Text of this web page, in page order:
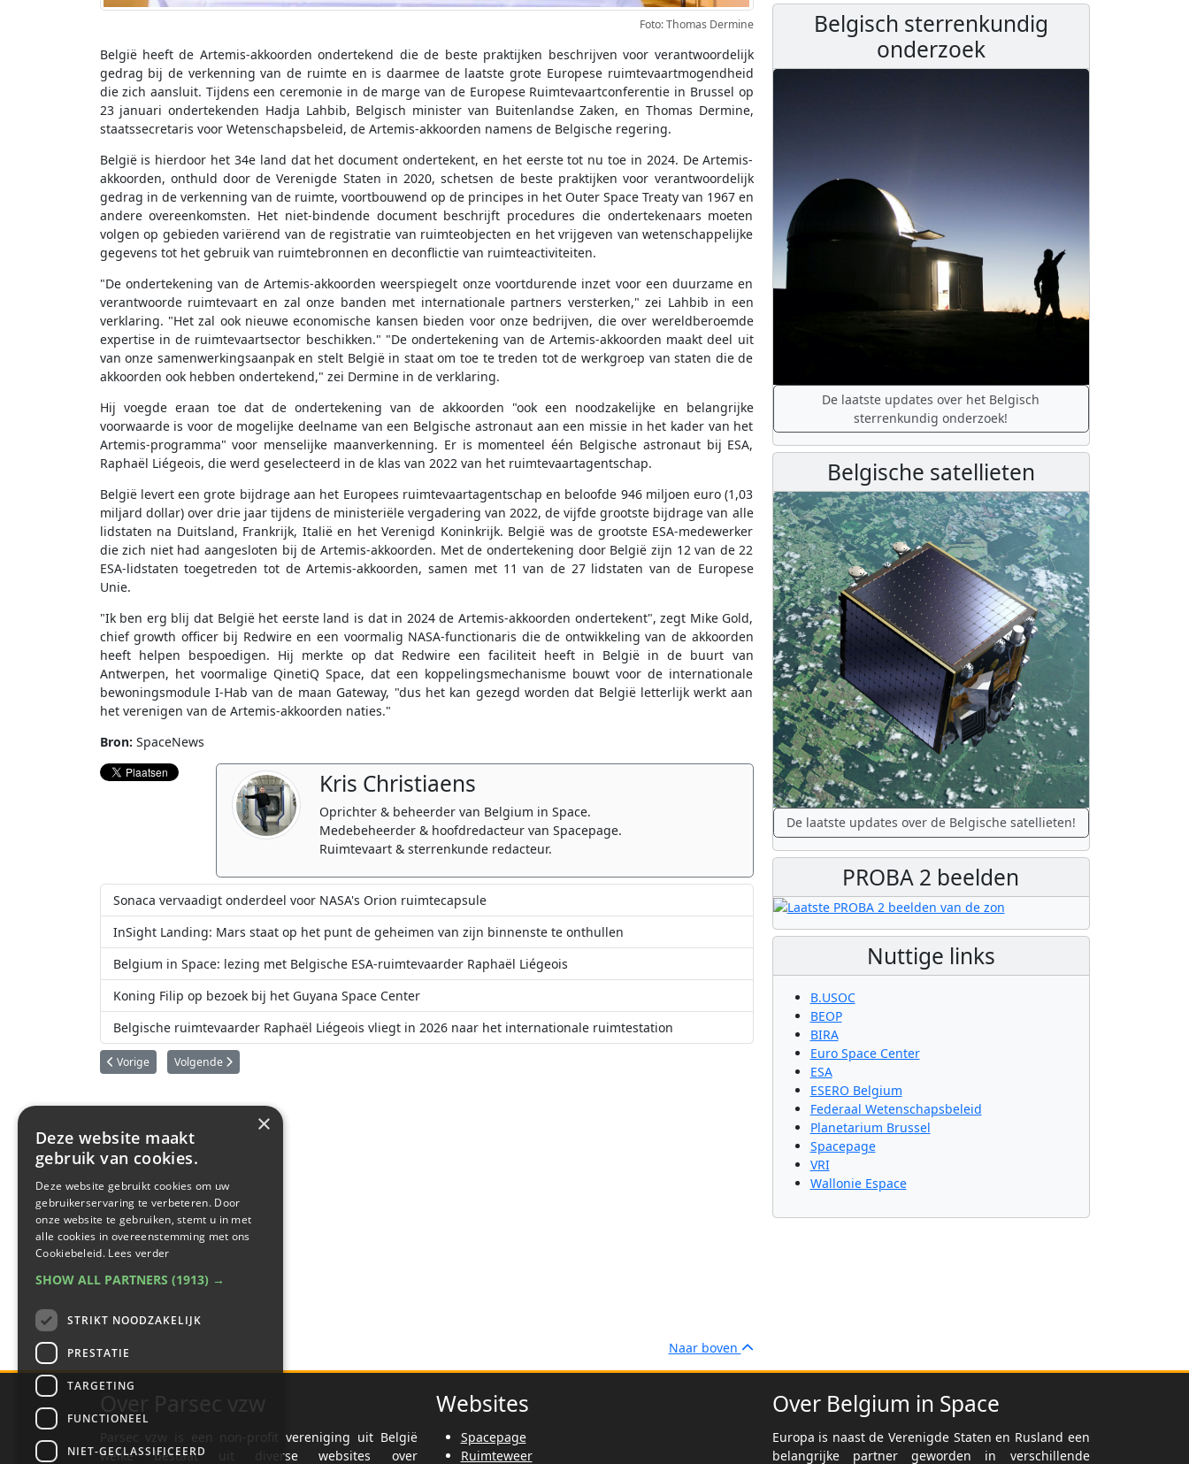
Foto: Thomas Dermine
België heeft de Artemis-akkoorden ondertekend die de beste praktijken beschrijven voor verantwoordelijk
gedrag bij de verkenning van de ruimte en is daarmee de laatste grote Europese ruimtevaartmogendheid
die zich aansluit. Tijdens een ceremonie in de marge van de Europese Ruimtevaartconferentie in Brussel op
23 januari ondertekenden Hadja Lahbib, Belgisch minister van Buitenlandse Zaken, en Thomas Dermine,
staatssecretaris voor Wetenschapsbeleid, de Artemis-akkoorden namens de Belgische regering.
België is hierdoor het 34e land dat het document ondertekent, en het eerste tot nu toe in 2024. De Artemis-
akkoorden, onthuld door de Verenigde Staten in 2020, schetsen de beste praktijken voor verantwoordelijk
gedrag in de verkenning van de ruimte, voortbouwend op de principes in het Outer Space Treaty van 1967 en
andere overeenkomsten. Het niet-bindende document beschrijft procedures die ondertekenaars moeten
volgen op gebieden variërend van de registratie van ruimteobjecten en het vrijgeven van wetenschappelijke
gegevens tot het gebruik van ruimtebronnen en deconflictie van ruimteactiviteiten.
"De ondertekening van de Artemis-akkoorden weerspiegelt onze voortdurende inzet voor een duurzame en
verantwoorde ruimtevaart en zal onze banden met internationale partners versterken," zei Lahbib in een
verklaring. "Het zal ook nieuwe economische kansen bieden voor onze bedrijven, die over wereldberoemde
expertise in de ruimtevaartsector beschikken." "De ondertekening van de Artemis-akkoorden maakt deel uit
van onze samenwerkingsaanpak en stelt België in staat om toe te treden tot de werkgroep van staten die de
akkoorden ook hebben ondertekend," zei Dermine in de verklaring.
Hij voegde eraan toe dat de ondertekening van de akkoorden "ook een noodzakelijke en belangrijke
voorwaarde is voor de mogelijke deelname van een Belgische astronaut aan een missie in het kader van het
Artemis-programma" voor menselijke maanverkenning. Er is momenteel één Belgische astronaut bij ESA,
Raphaël Liégeois, die werd geselecteerd in de klas van 2022 van het ruimtevaartagentschap.
België levert een grote bijdrage aan het Europees ruimtevaartagentschap en beloofde 946 miljoen euro (1,03
miljard dollar) over drie jaar tijdens de ministeriële vergadering van 2022, de vijfde grootste bijdrage van alle
lidstaten na Duitsland, Frankrijk, Italië en het Verenigd Koninkrijk. België was de grootste ESA-medewerker
die zich niet had aangesloten bij de Artemis-akkoorden. Met de ondertekening door België zijn 12 van de 22
ESA-lidstaten toegetreden tot de Artemis-akkoorden, samen met 11 van de 27 lidstaten van de Europese
Unie.
"Ik ben erg blij dat België het eerste land is dat in 2024 de Artemis-akkoorden ondertekent", zegt Mike Gold,
chief growth officer bij Redwire en een voormalig NASA-functionaris die de ontwikkeling van de akkoorden
heeft helpen bespoedigen. Hij merkte op dat Redwire een faciliteit heeft in België in de buurt van
Antwerpen, het voormalige QinetiQ Space, dat een koppelingsmechanisme bouwt voor de internationale
bewoningsmodule I-Hab van de maan Gateway, "dus het kan gezegd worden dat België letterlijk werkt aan
het verenigen van de Artemis-akkoorden naties."
Bron: SpaceNews
Kris Christiaens
Oprichter & beheerder van Belgium in Space.
Medebeheerder & hoofdredacteur van Spacepage.
Ruimtevaart & sterrenkunde redacteur.
Sonaca vervaadigt onderdeel voor NASA's Orion ruimtecapsule
InSight Landing: Mars staat op het punt de geheimen van zijn binnenste te onthullen
Belgium in Space: lezing met Belgische ESA-ruimtevaarder Raphaël Liégeois
Koning Filip op bezoek bij het Guyana Space Center
Belgische ruimtevaarder Raphaël Liégeois vliegt in 2026 naar het internationale ruimtestation
Vorig artikel: ESA keurt EnVision missie naar venus goed en het BIRA werkt hier aan mee
Vorige Volgende artikel: Europese Investeringsbank (EIB) en Waals Gewest gaan samenwerken om Waalse ruimtevaartsector te laten groeien
Volgende
Naar boven
Belgisch sterrenkundig
onderzoek
De laatste updates over het Belgisch
sterrenkundig onderzoek!
Belgische satellieten
De laatste updates over de Belgische satellieten!
PROBA 2 beelden
Nuttige links
B.USOC
BEOP
BIRA
Euro Space Center
ESA
ESERO Belgium
Federaal Wetenschapsbeleid
Planetarium Brussel
Spacepage
VRI
Wallonie Espace
Parsec vzw is een non-profit vereniging uit België
welke bestaat uit diverse websites over
Websites
Spacepage
Ruimteweer
Over Belgium in Space
Europa is naast de Verenigde Staten en Rusland een
belangrijke partner geworden in verschillende
×
Deze website maakt
gebruik van cookies.
Deze website gebruikt cookies om uw
gebruikerservaring te verbeteren. Door
onze website te gebruiken, stemt u in met
alle cookies in overeenstemming met ons
Cookiebeleid. Lees verder
SHOW ALL PARTNERS (1913) →
STRIKT NOODZAKELIJK
PRESTATIE
TARGETING
FUNCTIONEEL
NIET-GECLASSIFICEERD